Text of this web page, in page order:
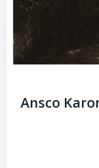
Ansco